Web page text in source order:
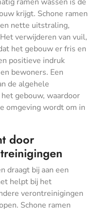
krijgt. Schone ramen
nette uitstraling,
verwijderen van vuil,
het gebouw er fris en
positieve indruk
bewoners. Een
de algehele
gebouw, waardoor
omgeving wordt om in
door
draagt bij aan een
helpt bij het
verontreinigingen
Schone ramen